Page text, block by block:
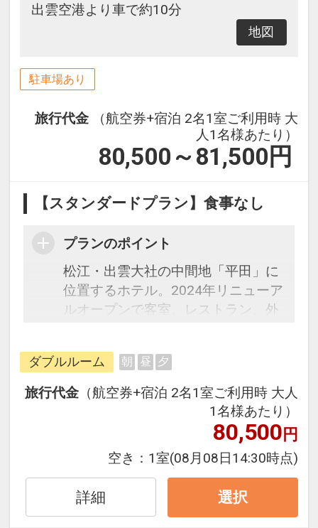
出雲空港より車で約10分
地図
駐車場あり
旅行代金
（航空券+宿泊 2名1室ご利用時 大
人1名様あたり）
80,500～81,500 円
【スタンダードプラン】食事なし
プランのポイント
松江・出雲大社の中間地「平田」に
位置するホテル。2024年リニューア
ルオープンで客室、レストラン、外
のある空間のシングルルーム。床か
らの高さも低めのセミダブルベッド
でリフレッシュに最適です。
ダブルルーム 朝 昼 夕
旅行代金 （航空券+宿泊 2名1室ご利用時 大人
1名様あたり）
80,500円
空き： 1室(08月08日14:30時点)
詳細 選択